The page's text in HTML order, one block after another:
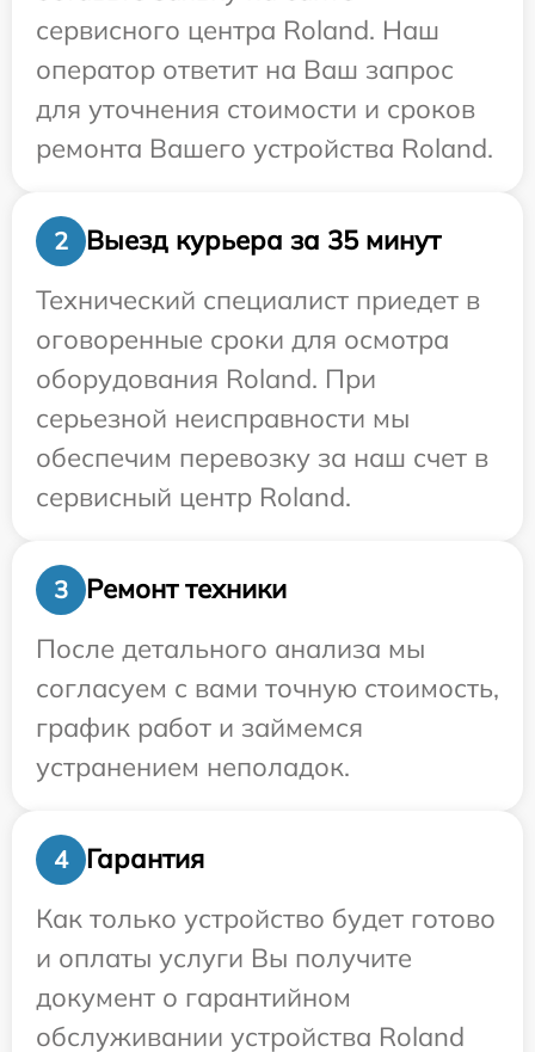
сервисного центра Roland. Наш
оператор ответит на Ваш запрос
для уточнения стоимости и сроков
ремонта Вашего устройства Roland.
2
Выезд курьера за 35 минут
Технический специалист приедет в
оговоренные сроки для осмотра
оборудования Roland. При
серьезной неисправности мы
обеспечим перевозку за наш счет в
сервисный центр Roland.
3
Ремонт техники
После детального анализа мы
согласуем с вами точную стоимость,
график работ и займемся
устранением неполадок.
4
Гарантия
Как только устройство будет готово
и оплаты услуги Вы получите
документ о гарантийном
обслуживании устройства Roland